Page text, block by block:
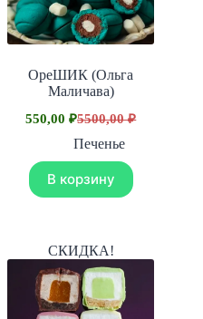
ОреШИК (Ольга
Маличава)
5500,00₽
Первоначальная
цена
5500,00 ₽.
550,00₽Текущая
цена:
550,00 ₽.
Печенье
В корзину
СКИДКА!